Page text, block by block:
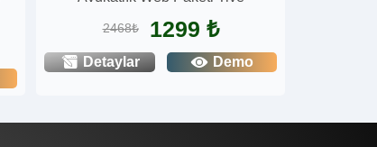
2468₺ 1299 ₺
Detaylar Demo